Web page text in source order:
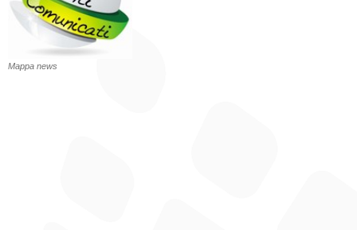
Mappa news